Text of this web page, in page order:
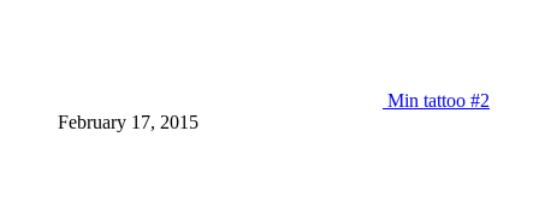
Min tattoo #2
February 17, 2015